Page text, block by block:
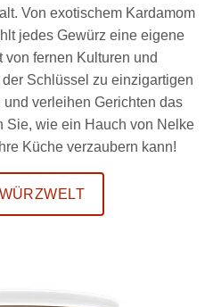
Von exotischem Kardamom
jedes Gewürz eine eigene
fernen Kulturen und
Schlüssel zu einzigartigen
verleihen Gerichten das
Sie, wie ein Hauch von Nelke
Küche verzaubern kann!